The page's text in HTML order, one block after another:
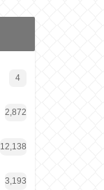
4
2,872
12,138
3,193